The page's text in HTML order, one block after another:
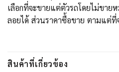
เลือกที่จะขายแต่ตัวรถโดยไม่ขาย
ลอยได้ ส่วนราคาซื้อขาย ตามแต่ที่
สินค้าที่เกี่ยวข้อง